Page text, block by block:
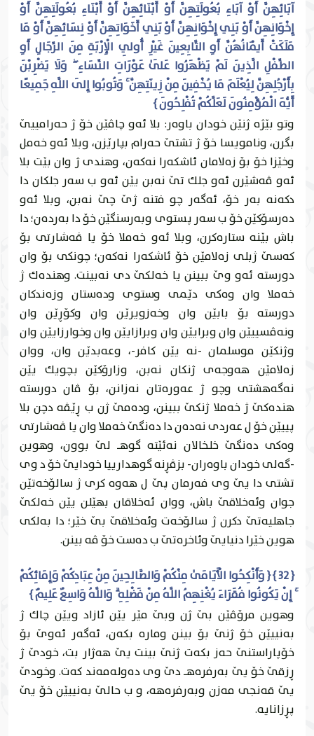
آبَائِهِنَّ أَوْ آبَاءِ بُعُولَتِهِنَّ أَوْ أَبْنَائِهِنَّ أَوْ أَبْنَاءِ بُعُولَتِهِنَّ أَوْ
إِخْوَانِهِنَّ أَوْ بَنِي إِخْوَانِهِنَّ أَوْ بَنِي أَخَوَاتِهِنَّ أَوْ نِسَائِهِنَّ أَوْ مَا
مَلَكَتْ أَيْمَانُهُنَّ أَوِ التَّابِعِينَ غَيْرِ أُولِي الْإِرْبَةِ مِنَ الرِّجَالِ أَوِ
الطِّفْلِ الَّذِينَ لَمْ يَظْهَرُوا عَلَىٰ عَوْرَاتِ النِّسَاءِ ۖ وَلَا يَضْرِبْنَ
بِأَرْجُلِهِنَّ لِيُعْلَمَ مَا يُخْفِينَ مِنْ زِينَتِهِنَّ ۚ وَتُوبُوا إِلَى اللَّهِ جَمِيعًا
أَيُّهَ الْمُؤْمِنُونَ لَعَلَّكُمْ تُفْلِحُونَ }
وتو بێژه‌ ژنێن خودان باوه‌ر: بلا ئه‌و چاڤێن خۆ ژ حه‌رامییێ
بگرن، ونامويسا خۆ ژ تشتێ حه‌رام بپارێزن، وبلا ئه‌و خه‌مل
وخێزا خۆ بۆ زه‌لامان ئاشكه‌را نه‌كه‌ن، وهندى ژ وان بێت بلا
ئه‌و ڤه‌شێرن ئه‌و جلك تێ نه‌بن يێن ئه‌و ب سه‌ر جلكان دا
دكه‌نه‌ به‌ر خۆ، ئه‌گه‌ر چو فتنه‌ ژێ چێ نه‌بن، وبلا ئه‌و
ده‌رسۆكێن خۆ ب سه‌ر پستوى وبه‌رسنگێن خۆ دا به‌رده‌ن؛ دا
باش بێنه‌ ستاره‌كرن، وبلا ئه‌و خه‌ملا خۆ يا ڤه‌شارتى بۆ
كه‌سێ ژبلی زه‌لامێن خۆ ئاشكه‌را نه‌كه‌ن؛ چونكى بۆ وان
دورسته‌ ئه‌و وێ ببينن يا خه‌لكێ دى نه‌بينت. وهنده‌ك ژ
خه‌ملا وان وه‌كى دێمى وستوى وده‌ستان وزه‌ندكان
دورسته‌ بۆ بابێن وان وخه‌زويرێن وان وكۆڕێن وان
ونه‌ڤسییێن وان وبرايێن وان وبرازايێن وان وخوارزايێن وان
وژنكێن موسلمان -نه‌ يێن كافر-، وعه‌بدێن وان، ووان
زه‌لامێن هه‌وجه‌ى ژنكان نه‌بن، وزارۆكێن بچويك يێن
نه‌گه‌هشتى وچو ژ عه‌وره‌تان نه‌زانن، بۆ ڤان دورسته‌
هنده‌كێ ژ خه‌ملا ژنكێ ببينن، وده‌مێ ژن ب ڕێڤه‌ دچن بلا
پییێن خۆ ل عه‌ردى نه‌ده‌ن دا ده‌نگێ خه‌ملا وان يا ڤه‌شارتى
وه‌كى ده‌نگێ خلخالان نه‌ئێته‌ گوهـ لێ بوون، وهوين
-گه‌لی خودان باوه‌ران- بزڤڕنه‌ گوهدارییا خودايێ خۆ د وى
تشتى دا يێ وى فه‌رمان پێ ل هه‌وه‌ كرى ژ سالۆخه‌تێن
جوان وئه‌خلاقێ باش، ووان ئه‌خلاقان بهێلن يێن خه‌لكێ
جاهليه‌تێ دكرن ژ سالۆخه‌ت وئه‌خلاقێ بێ خێر؛ دا به‌لكى
هوين خێرا دنيايێ وئاخره‌تێ ب ده‌ست خۆ ڤه‌ بينن.
{ 32 } { وَأَنْكِحُوا الْأَيَامَىٰ مِنْكُمْ وَالصَّالِحِينَ مِنْ عِبَادِكُمْ وَإِمَائِكُمْ
ۚ إِنْ يَكُونُوا فُقَرَاءَ يُغْنِهِمُ اللَّهُ مِنْ فَضْلِهِ ۗ وَاللَّهُ وَاسِعٌ عَلِيمٌ }
وهوين مرۆڤێن بێ ژن وبێ مێر يێن ئازاد ويێن چاك ژ
به‌نییێن خۆ ژنێ بۆ بينن وماره‌ بكه‌ن، ئه‌گه‌ر ئه‌وێ بۆ
خۆپاراستنێ حه‌ز بكه‌ت ژنێ بينت يێ هه‌ژار بت، خودێ ژ
ڕزقێ خۆ يێ به‌رفره‌هـ دێ وى ده‌وله‌مه‌ند كه‌ت. وخودێ
يێ قه‌نجى مه‌زن وبه‌رفره‌هه‌، و ب حالێ به‌نییێن خۆ يێ
پڕزانايه‌.